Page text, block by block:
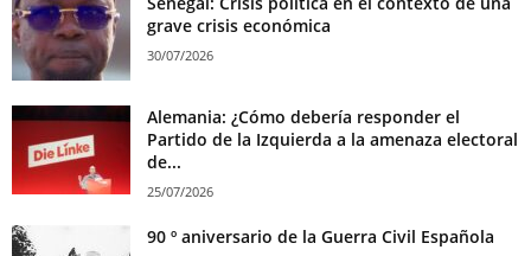
grave crisis económica
30/07/2026
Alemania: ¿Cómo debería responder el
Partido de la Izquierda a la amenaza electoral
de...
25/07/2026
90 º aniversario de la Guerra Civil Española